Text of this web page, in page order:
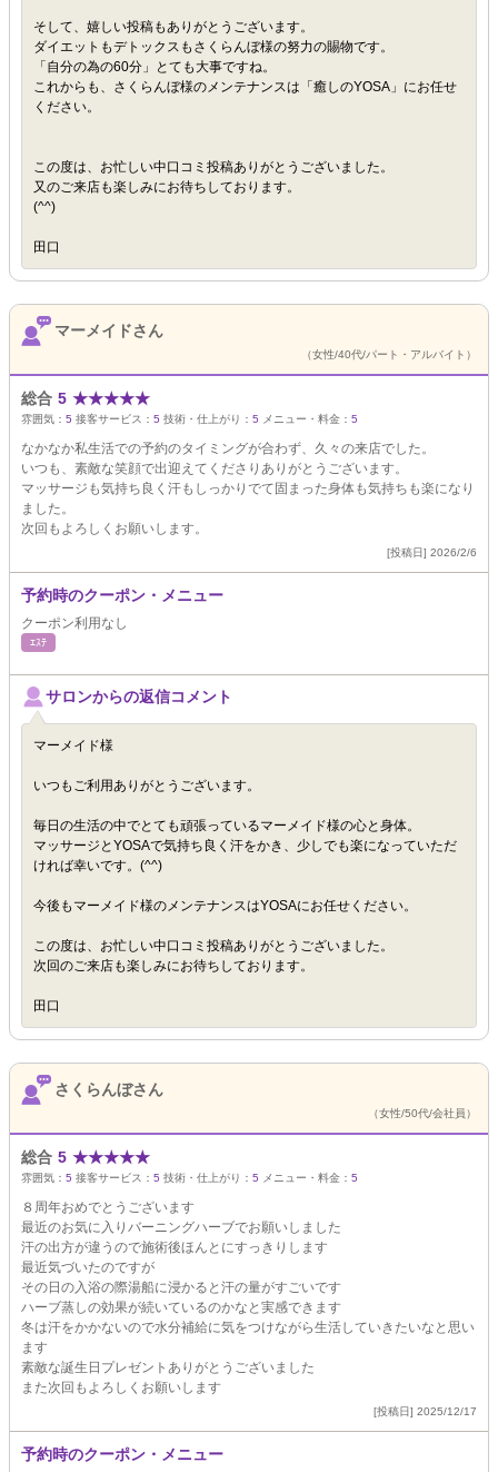
そして、嬉しい投稿もありがとうございます。
ダイエットもデトックスもさくらんぼ様の努力の賜物です。
「自分の為の60分」とても大事ですね。
これからも、さくらんぼ様のメンテナンスは「癒しのYOSA」にお任せ
ください。
この度は、お忙しい中口コミ投稿ありがとうございました。
又のご来店も楽しみにお待ちしております。
(^^)
田口
マーメイドさん
（女性/40代/パート・アルバイト）
総合 5 ★★★★★
雰囲気： 5 接客サービス： 5 技術・仕上がり： 5 メニュー・料金： 5
なかなか私生活での予約のタイミングが合わず、久々の来店でした。
いつも、素敵な笑顔で出迎えてくださりありがとうございます。
マッサージも気持ち良く汗もしっかりでて固まった身体も気持ちも楽になり
ました。
次回もよろしくお願いします。
[投稿日] 2026/2/6
予約時のクーポン・メニュー
クーポン利用なし
ｴｽﾃ
サロンからの返信コメント
マーメイド様
いつもご利用ありがとうございます。
毎日の生活の中でとても頑張っているマーメイド様の心と身体。
マッサージとYOSAで気持ち良く汗をかき、少しでも楽になっていただ
ければ幸いです。(^^)
今後もマーメイド様のメンテナンスはYOSAにお任せください。
この度は、お忙しい中口コミ投稿ありがとうございました。
次回のご来店も楽しみにお待ちしております。
田口
さくらんぼさん
（女性/50代/会社員）
総合 5 ★★★★★
雰囲気： 5 接客サービス： 5 技術・仕上がり： 5 メニュー・料金： 5
８周年おめでとうございます
最近のお気に入りバーニングハーブでお願いしました
汗の出方が違うので施術後ほんとにすっきりします
最近気づいたのですが
その日の入浴の際湯船に浸かると汗の量がすごいです
ハーブ蒸しの効果が続いているのかなと実感できます
冬は汗をかかないので水分補給に気をつけながら生活していきたいなと思い
ます
素敵な誕生日プレゼントありがとうございました
また次回もよろしくお願いします
[投稿日] 2025/12/17
予約時のクーポン・メニュー